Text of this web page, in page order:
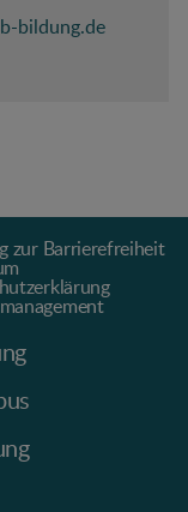
bildung.de
zur Barrierefreiheit